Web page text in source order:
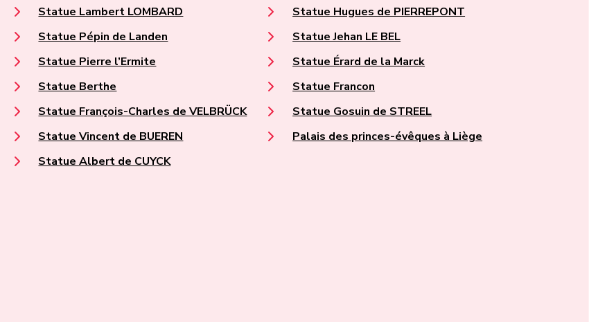
Statue Lambert LOMBARD
Statue Pépin de Landen
Statue Pierre l’Ermite
Statue Berthe
Statue François-Charles de VELBRÜCK
Statue Vincent de BUEREN
Statue Albert de CUYCK
Statue Hugues de PIERREPONT
Statue Jehan LE BEL
Statue Érard de la Marck
Statue Francon
Statue Gosuin de STREEL
Palais des princes-évêques à Liège